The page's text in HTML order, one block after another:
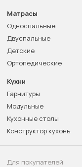
Матрасы
Односпальные
Двуспальные
Детские
Ортопедические
Кухни
Гарнитуры
Модульные
Кухонные столы
Конструктор кухонь
Для покупателей